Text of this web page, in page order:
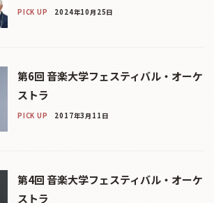
PICK UP 2024年10月25日
第6回 音楽大学フェスティバル・オーケ
ストラ
PICK UP 2017年3月11日
第4回 音楽大学フェスティバル・オーケ
ストラ